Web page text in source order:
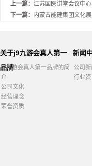
上一篇： 江苏国医讲堂会议中心
下一篇：
内蒙古能建集团文化
关于j9九游会真人第一
品牌
j9九游会真人第一品牌的简
介
公司文化
经营理念
荣誉资质
新闻
公司新
行业